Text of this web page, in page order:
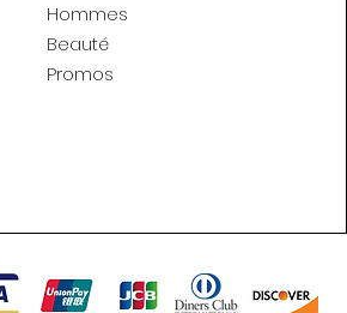
Hommes
Beauté
Promos